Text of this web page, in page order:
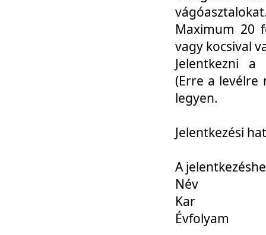
Maximum 20
vagy kocsival
Jelentkezni a
(Erre a levélre
legyen.
Jelentkezési
A
Név
Kar
Évfolyam